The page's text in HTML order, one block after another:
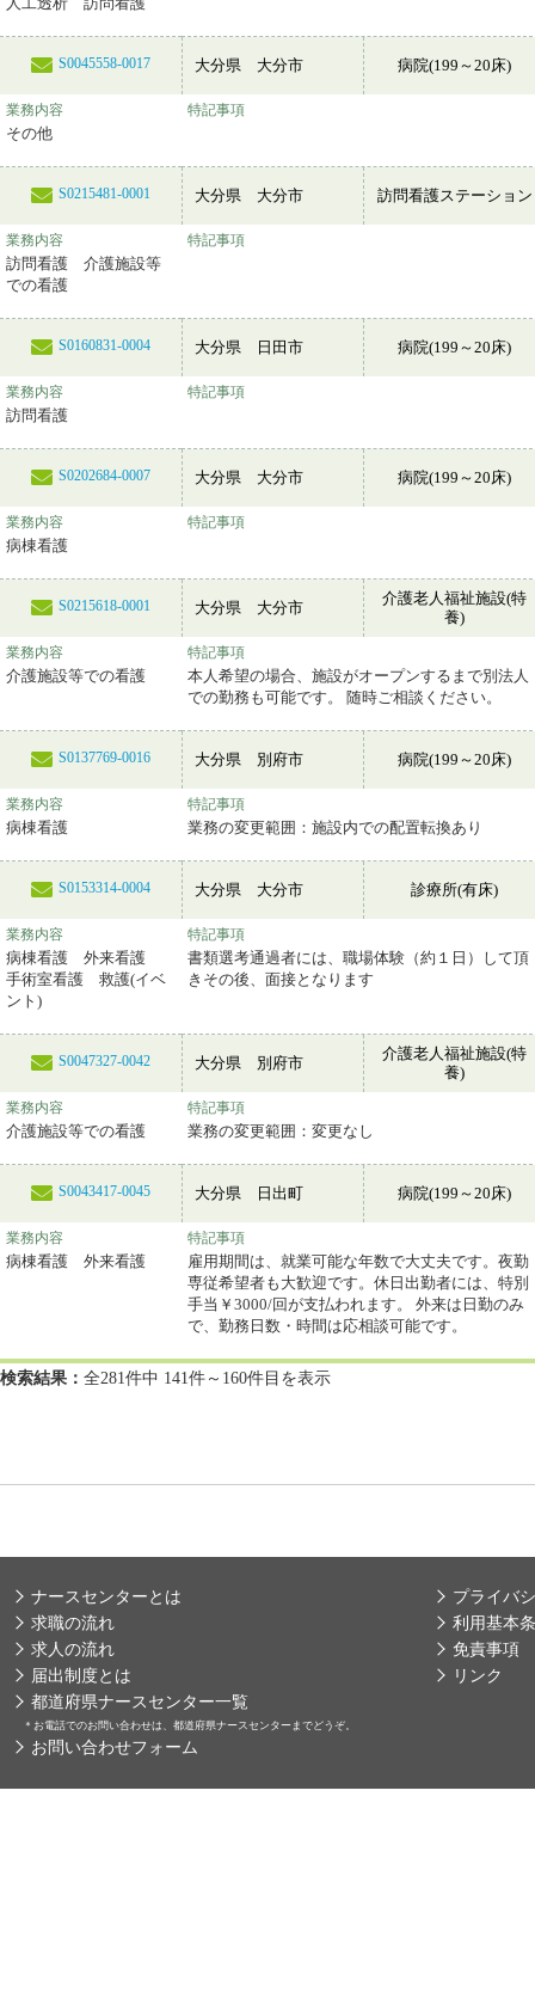
S0045558-0017 大分県 大分市 病院(199～20床)
業務内容
その他
特記事項
S0215481-0001 大分県 大分市 訪問看護ステーション
業務内容
訪問看護 介護施設等
での看護
特記事項
S0160831-0004 大分県 日田市 病院(199～20床)
業務内容
訪問看護
特記事項
S0202684-0007 大分県 大分市 病院(199～20床)
業務内容
病棟看護
特記事項
S0215618-0001 大分県 大分市
介護老人福祉施設(特
養)
業務内容
介護施設等での看護
特記事項
本人希望の場合、施設がオープンするまで別法人
での勤務も可能です。 随時ご相談ください。
S0137769-0016 大分県 別府市 病院(199～20床)
業務内容
病棟看護
特記事項
業務の変更範囲：施設内での配置転換あり
S0153314-0004 大分県 大分市 診療所(有床)
業務内容
病棟看護 外来看護
手術室看護 救護(イベ
ント)
特記事項
書類選考通過者には、職場体験（約１日）して頂
きその後、面接となります
S0047327-0042 大分県 別府市
介護老人福祉施設(特
養)
業務内容
介護施設等での看護
特記事項
業務の変更範囲：変更なし
S0043417-0045 大分県 日出町 病院(199～20床)
業務内容
病棟看護 外来看護
特記事項
雇用期間は、就業可能な年数で大丈夫です。夜勤
専従希望者も大歓迎です。休日出勤者には、特別
手当￥3000/回が支払われます。 外来は日勤のみ
で、勤務日数・時間は応相談可能です。
検索結果： 全281件中 141件～160件目を表示
ナースセンターとは
求職の流れ
求人の流れ
届出制度とは
都道府県ナースセンター一覧
＊ お電話でのお問い合わせは、都道府県ナースセンターまでどうぞ。
お問い合わせフォーム
プライバ
利用基本
免責事項
リンク